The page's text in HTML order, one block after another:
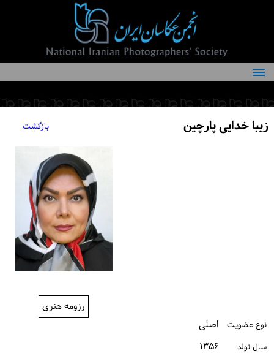
درباره انجمن
کمیته‌های انجمن
اعضاء انجمنزیبا خدایی پارچین بازگشت
رزومه هنری
نوع عضویت اصلی
سال تولد ۱۳۵۶